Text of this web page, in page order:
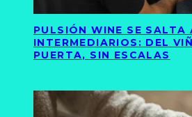
PULSIÓN WINE SE SALTA
INTERMEDIARIOS: DEL
PUERTA, SIN ESCALAS